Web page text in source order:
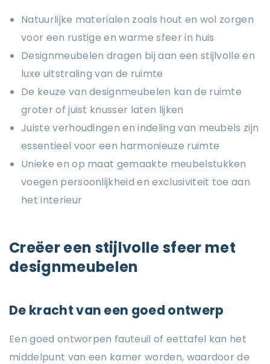
Natuurlijke materialen zoals hout en wol zorgen
voor een rustige en warme sfeer in huis
Designmeubelen dragen bij aan een stijlvolle en
luxe uitstraling van de ruimte
De keuze van designmeubelen kan de ruimte
groter of juist knusser laten lijken
Juiste verhoudingen en indeling van meubels zijn
essentieel voor een harmonieuze ruimte
Unieke en op maat gemaakte meubelstukken
voegen persoonlijkheid en exclusiviteit toe aan
het interieur
Creëer een stijlvolle sfeer met
designmeubelen
De kracht van een goed ontwerp
Een goed ontworpen fauteuil of eettafel kan het
middelpunt van een kamer worden, waardoor de